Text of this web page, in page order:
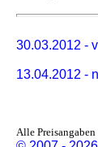
30.03.2012 -
13.04.2012 -
Alle Preisangaben